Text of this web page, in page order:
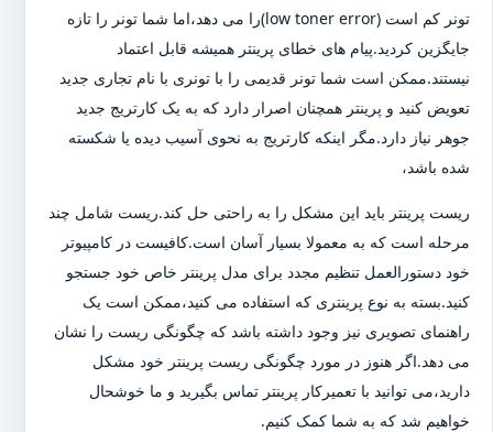
تونر کم است (low toner error)را می دهد،اما شما تونر را تازه
جایگزین کردید.پیام های خطای پرینتر همیشه قابل اعتماد
نیستند.ممکن است شما تونر قدیمی را با تونری با نام تجاری جدید
تعویض کنید و پرینتر همچنان اصرار دارد که به یک کارتریج جدید
جوهر نیاز دارد.مگر اینکه کارتریج به نحوی آسیب دیده یا شکسته
شده باشد،
ریست پرینتر باید این مشکل را به راحتی حل کند.ریست شامل چند
مرحله است که به معمولا بسیار آسان است.کافیست در کامپیوتر
خود دستورالعمل تنظیم مجدد برای مدل پرینتر خاص خود جستجو
کنید.بسته به نوع پرینتری که استفاده می کنید،ممکن است یک
راهنمای تصویری نیز وجود داشته باشد که چگونگی ریست را نشان
می دهد.اگر هنوز در مورد چگونگی ریست پرینتر خود مشکل
دارید،می توانید با تعمیرکار پرینتر تماس بگیرید و ما خوشحال
خواهیم شد که به شما کمک کنیم.